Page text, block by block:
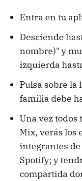
Entra en tu
Desciende
nombre)" y
izquierda
Pulsa sobre la
familia debe
Una vez todos
Mix, verás los
integrantes
Spotify; y
compartida